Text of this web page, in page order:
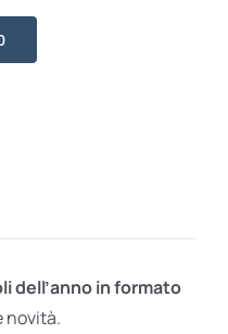
dell’anno in formato
novità.